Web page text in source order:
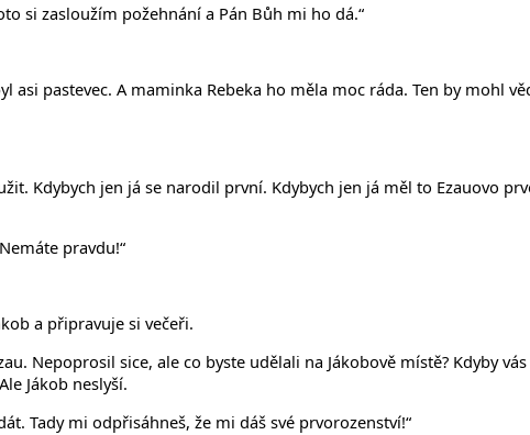
si zasloužím požehnání a Pán Bůh mi ho dá.“
asi pastevec. A maminka Rebeka ho měla moc ráda. Ten by mohl
Kdybych jen já se narodil první. Kdybych jen já měl to Ezauovo
pravdu!“
a připravuje si večeři.
Nepoprosil sice, ale co byste udělali na Jákobově místě? Kdyby
Jákob neslyší.
Tady mi odpřisáhneš, že mi dáš své prvorozenství!“